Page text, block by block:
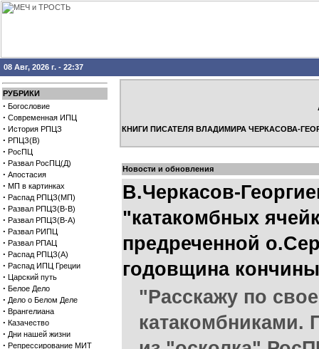
08 Авг, 2026 г. - 22:37
РУБРИКИ
· Богословие
· Современная ИПЦ
· История РПЦЗ
· РПЦЗ(В)
· РосПЦ
· Развал РосПЦ(Д)
· Апостасия
· МП в картинках
· Распад РПЦЗ(МП)
· Развал РПЦЗ(В-В)
· Развал РПЦЗ(В-А)
· Развал РИПЦ
· Развал РПАЦ
· Распад РПЦЗ(А)
· Распад ИПЦ Греции
· Царский путь
· Белое Дело
· Дело о Белом Деле
· Врангелиана
· Казачество
· Дни нашей жизни
· Репрессирование МИТ
КНИГИ ПИСАТЕЛЯ ВЛАДИМИРА ЧЕРКАСОВА-
Новости и обновления
В.Черкасов-
"катакомбных
предреченной
годовщина
"Расскажу по
катакомбниками.